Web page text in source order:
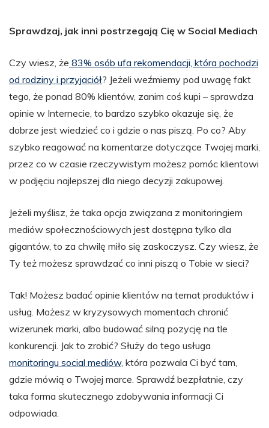
Sprawdzaj, jak inni postrzegają Cię w Social Mediach
Czy wiesz, że 83% osób ufa rekomendacji, która pochodzi
od rodziny i przyjaciół? Jeżeli weźmiemy pod uwagę fakt
tego, że ponad 80% klientów, zanim coś kupi – sprawdza
opinie w Internecie, to bardzo szybko okazuje się, że
dobrze jest wiedzieć co i gdzie o nas piszą. Po co? Aby
szybko reagować na komentarze dotyczące Twojej marki,
przez co w czasie rzeczywistym możesz pomóc klientowi
w podjęciu najlepszej dla niego decyzji zakupowej.
Jeżeli myślisz, że taka opcja związana z monitoringiem
mediów społecznościowych jest dostępna tylko dla
gigantów, to za chwilę miło się zaskoczysz. Czy wiesz, że
Ty też możesz sprawdzać co inni piszą o Tobie w sieci?
Tak! Możesz badać opinie klientów na temat produktów i
usług. Możesz w kryzysowych momentach chronić
wizerunek marki, albo budować silną pozycję na tle
konkurencji. Jak to zrobić? Służy do tego usługa
monitoringu social mediów, która pozwala Ci być tam,
gdzie mówią o Twojej marce. Sprawdź bezpłatnie, czy
taka forma skutecznego zdobywania informacji Ci
odpowiada.